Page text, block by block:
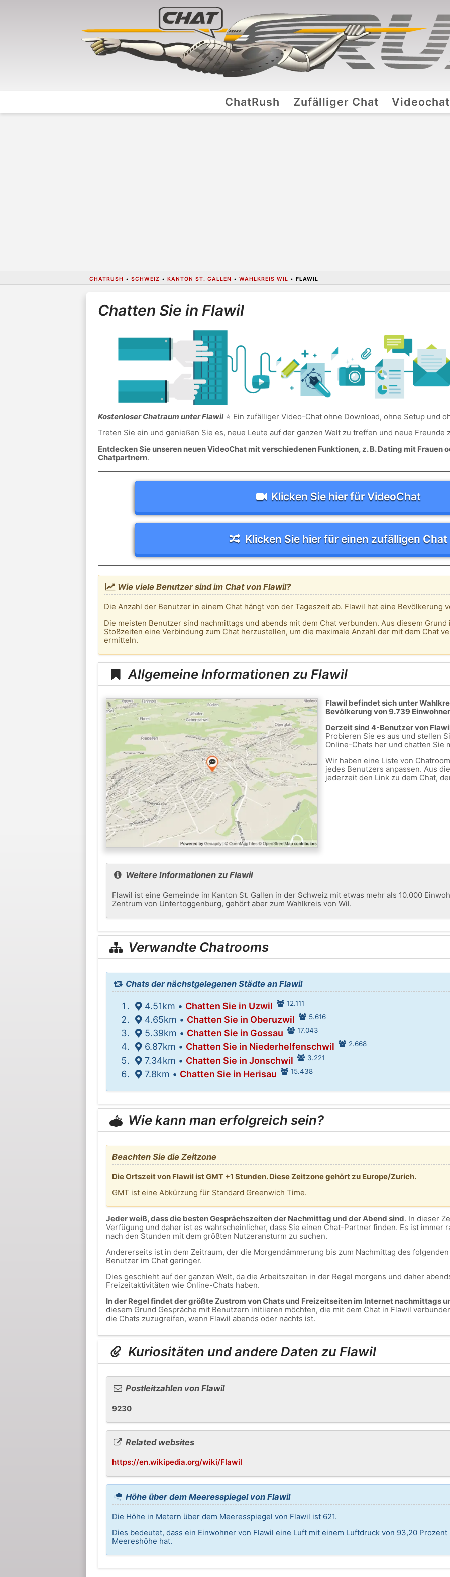
ChatRush Zufälliger Chat Videochat
CHATRUSH • SCHWEIZ • KANTON ST. GALLEN • WAHLKREIS WIL • FLAWIL
Chatten Sie in Flawil
Kostenloser Chatraum unter Flawil⭐ Ein zufälliger Video-Chat ohne Download, ohne Setup und
Treten Sie ein und genießen Sie es, neue Leute auf der ganzen Welt zu treffen und neue Freunde
Entdecken Sie unseren neuen VideoChat mit verschiedenen Funktionen, z. B. Dating mit Frauen
Chatpartnern.
Klicken Sie hier für VideoChat
Klicken Sie hier für einen zufälligen Chat
Wie viele Benutzer sind im Chat von Flawil?
Die Anzahl der Benutzer in einem Chat hängt von der Tageszeit ab. Flawil hat eine Bevölkerung
Die meisten Benutzer sind nachmittags und abends mit dem Chat verbunden. Aus diesem
Stoßzeiten eine Verbindung zum Chat herzustellen, um die maximale Anzahl der mit dem Chat
ermitteln.
Allgemeine Informationen zu Flawil
Flawil befindet sich unter
Bevölkerung von 9.739
Derzeit sind 4-Benutzer von
Probieren Sie es aus und stellen
Online-Chats her und chatten Sie
Wir haben eine Liste von
jedes Benutzers anpassen. Aus
jederzeit den Link zu dem Chat,
Weitere Informationen zu Flawil
Flawil ist eine Gemeinde im Kanton St. Gallen in der Schweiz mit etwas mehr als 10.000
Zentrum von Untertoggenburg, gehört aber zum Wahlkreis von Wil.
Verwandte Chatrooms
Chats der nächstgelegenen Städte an Flawil
4.51km • Chatten Sie in Uzwil 12.111
4.65km • Chatten Sie in Oberuzwil 5.616
5.39km • Chatten Sie in Gossau 17.043
6.87km • Chatten Sie in Niederhelfenschwil 2.668
7.34km • Chatten Sie in Jonschwil 3.221
7.8km • Chatten Sie in Herisau 15.438
Wie kann man erfolgreich sein?
Beachten Sie die Zeitzone
Die Ortszeit von Flawil ist GMT +1 Stunden. Diese Zeitzone gehört zu Europe/Zurich.
GMT ist eine Abkürzung für Standard Greenwich Time.
Jeder weiß, dass die besten Gesprächszeiten der Nachmittag und der Abend sind. In dieser
Verfügung und daher ist es wahrscheinlicher, dass Sie einen Chat-Partner finden. Es ist immer
nach den Stunden mit dem größten Nutzeransturm zu suchen.
Andererseits ist in dem Zeitraum, der die Morgendämmerung bis zum Nachmittag des
Benutzer im Chat geringer.
Dies geschieht auf der ganzen Welt, da die Arbeitszeiten in der Regel morgens und daher
Freizeitaktivitäten wie Online-Chats haben.
In der Regel findet der größte Zustrom von Chats und Freizeitseiten im Internet nachmittags
diesem Grund Gespräche mit Benutzern initiieren möchten, die mit dem Chat in Flawil
die Chats zuzugreifen, wenn Flawil abends oder nachts ist.
Kuriositäten und andere Daten zu Flawil
Postleitzahlen von Flawil
9230
Related websites
https://en.wikipedia.org/wiki/Flawil
Höhe über dem Meeresspiegel von Flawil
Die Höhe in Metern über dem Meeresspiegel von Flawil ist 621.
Dies bedeutet, dass ein Einwohner von Flawil eine Luft mit einem Luftdruck von 93,20
Meereshöhe hat.